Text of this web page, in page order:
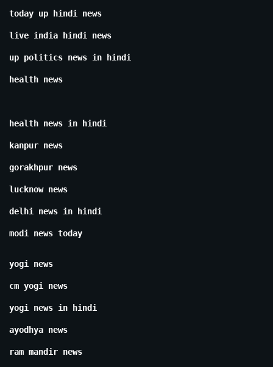
today up hindi news
live india hindi news
up politics news in hindi
health news
health news in hindi
kanpur news
gorakhpur news
lucknow news
delhi news in hindi
modi news today
yogi news
cm yogi news
yogi news in hindi
ayodhya news
ram mandir news